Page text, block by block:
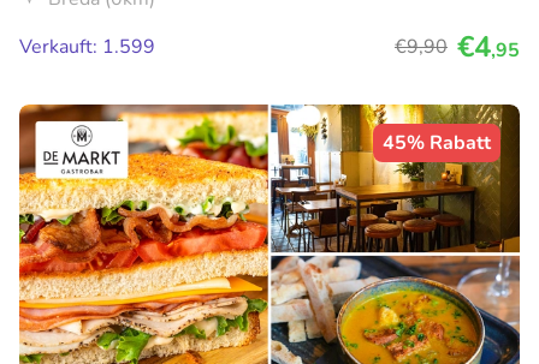
Verkauft: 1.599
€9,90 €4,95
45% Rabatt